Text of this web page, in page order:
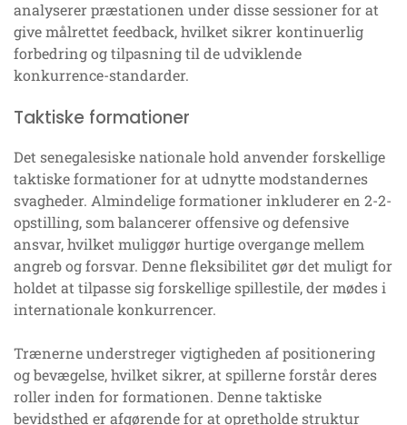
analyserer præstationen under disse sessioner for at
give målrettet feedback, hvilket sikrer kontinuerlig
forbedring og tilpasning til de udviklende
konkurrence-standarder.
Taktiske formationer
Det senegalesiske nationale hold anvender forskellige
taktiske formationer for at udnytte modstandernes
svagheder. Almindelige formationer inkluderer en 2-2-
opstilling, som balancerer offensive og defensive
ansvar, hvilket muliggør hurtige overgange mellem
angreb og forsvar. Denne fleksibilitet gør det muligt for
holdet at tilpasse sig forskellige spillestile, der mødes i
internationale konkurrencer.
Trænerne understreger vigtigheden af positionering
og bevægelse, hvilket sikrer, at spillerne forstår deres
roller inden for formationen. Denne taktiske
bevidsthed er afgørende for at opretholde struktur